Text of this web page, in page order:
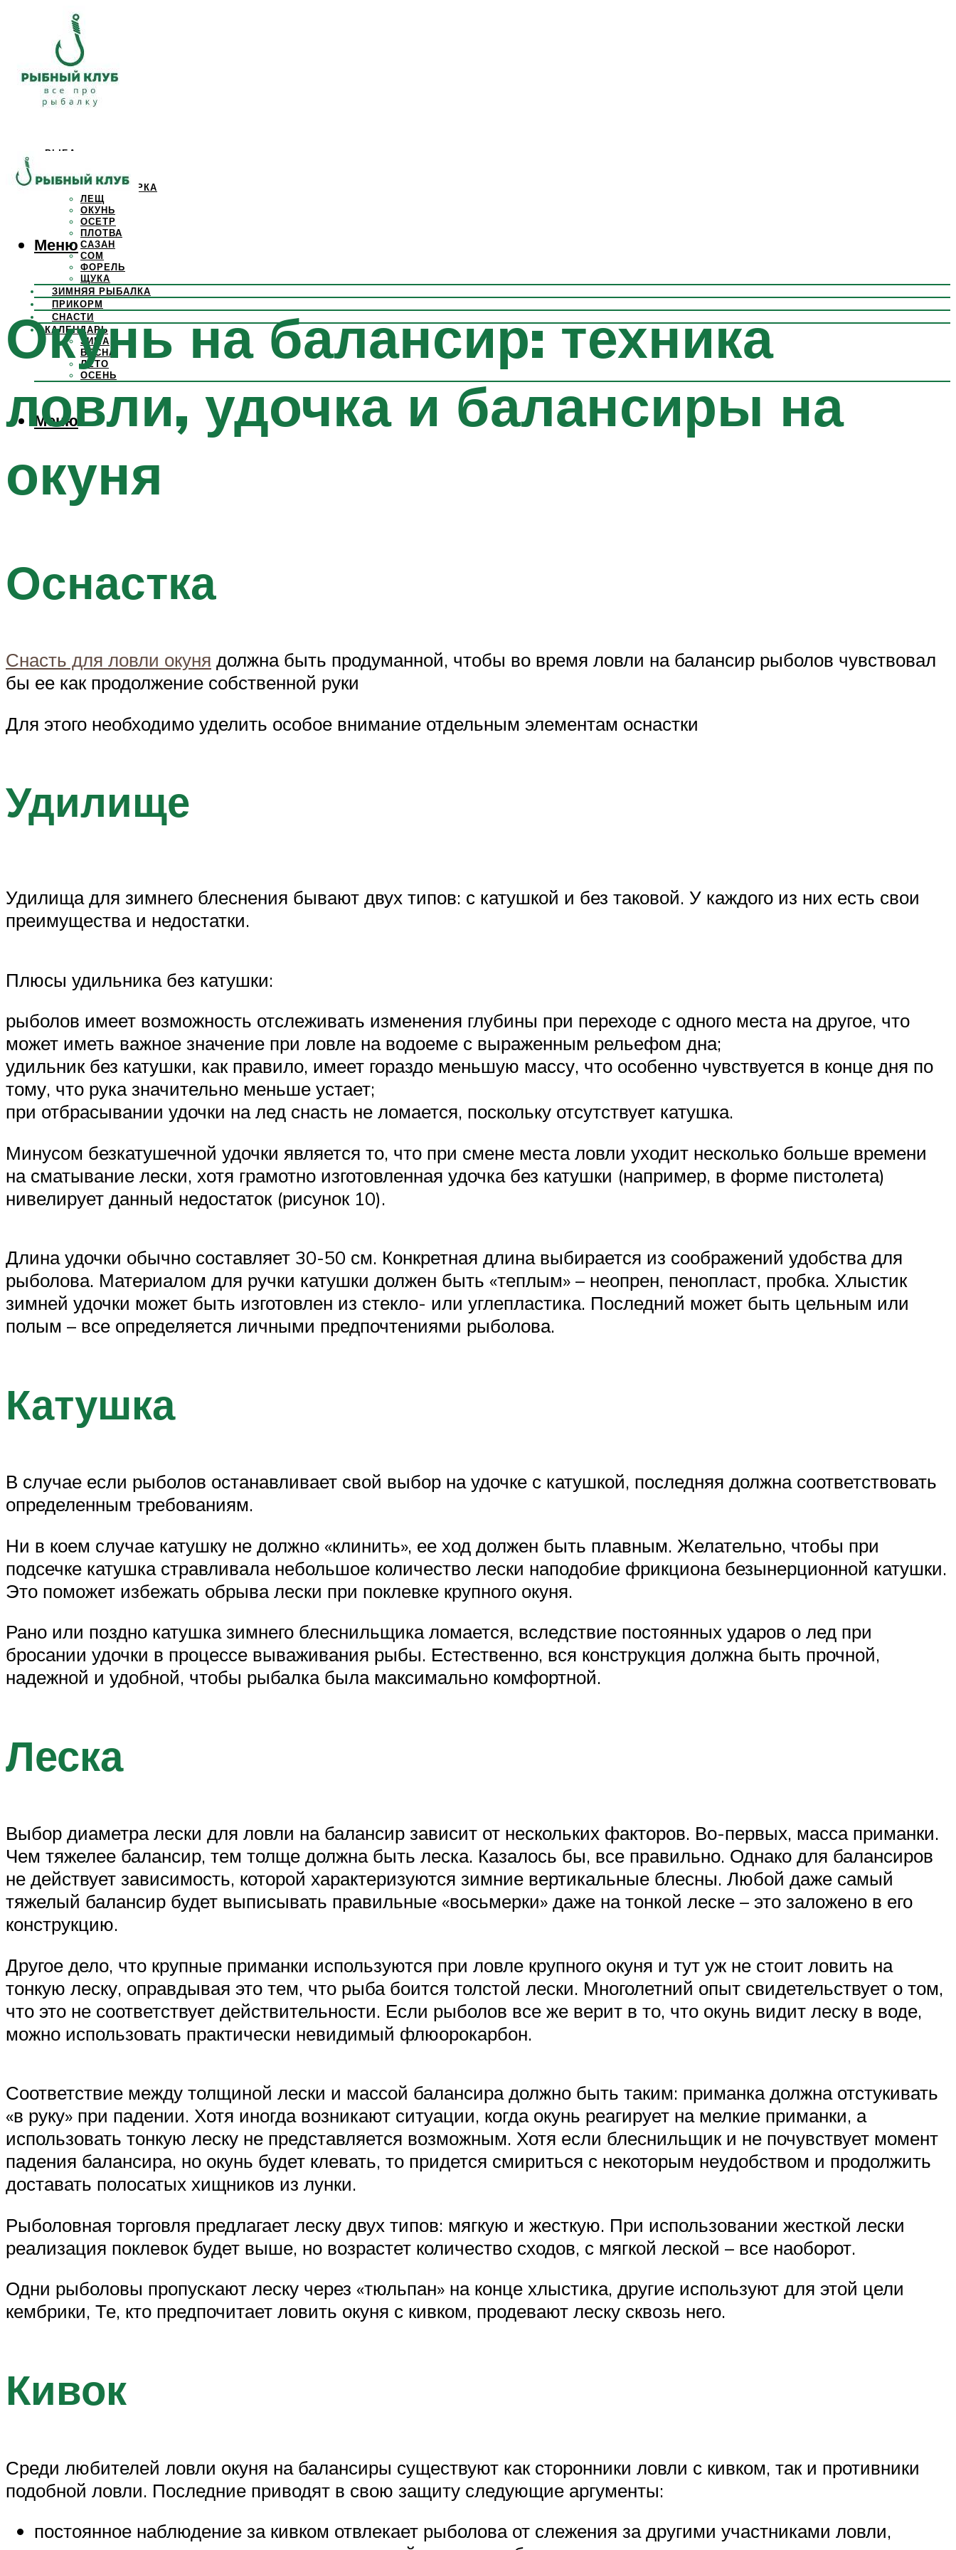
РЫБА
КАРП
КРАСНОПЕРКА
ЛЕЩ
ОКУНЬ
ОСЕТР
ПЛОТВА
САЗАН
СОМ
ФОРЕЛЬ
ЩУКА
ЗИМНЯЯ РЫБАЛКА
ПРИКОРМ
СНАСТИ
КАЛЕНДАРЬ
ЗИМА
ВЕСНА
ЛЕТО
ОСЕНЬ
Меню
Меню
Окунь на балансир: техника
ловли, удочка и балансиры на
окуня
Оснастка
Снасть для ловли окуня должна быть продуманной, чтобы во время ловли на балансир рыболов чувствовал
бы ее как продолжение собственной руки
Для этого необходимо уделить особое внимание отдельным элементам оснастки
Удилище
Удилища для зимнего блеснения бывают двух типов: с катушкой и без таковой. У каждого из них есть свои
преимущества и недостатки.
Плюсы удильника без катушки:
рыболов имеет возможность отслеживать изменения глубины при переходе с одного места на другое, что
может иметь важное значение при ловле на водоеме с выраженным рельефом дна;
удильник без катушки, как правило, имеет гораздо меньшую массу, что особенно чувствуется в конце дня по
тому, что рука значительно меньше устает;
при отбрасывании удочки на лед снасть не ломается, поскольку отсутствует катушка.
Минусом безкатушечной удочки является то, что при смене места ловли уходит несколько больше времени
на сматывание лески, хотя грамотно изготовленная удочка без катушки (например, в форме пистолета)
нивелирует данный недостаток (рисунок 10).
Длина удочки обычно составляет 30-50 см. Конкретная длина выбирается из соображений удобства для
рыболова. Материалом для ручки катушки должен быть «теплым» – неопрен, пенопласт, пробка. Хлыстик
зимней удочки может быть изготовлен из стекло- или углепластика. Последний может быть цельным или
полым – все определяется личными предпочтениями рыболова.
Катушка
В случае если рыболов останавливает свой выбор на удочке с катушкой, последняя должна соответствовать
определенным требованиям.
Ни в коем случае катушку не должно «клинить», ее ход должен быть плавным. Желательно, чтобы при
подсечке катушка стравливала небольшое количество лески наподобие фрикциона безынерционной катушки.
Это поможет избежать обрыва лески при поклевке крупного окуня.
Рано или поздно катушка зимнего блеснильщика ломается, вследствие постоянных ударов о лед при
бросании удочки в процессе вываживания рыбы. Естественно, вся конструкция должна быть прочной,
надежной и удобной, чтобы рыбалка была максимально комфортной.
Леска
Выбор диаметра лески для ловли на балансир зависит от нескольких факторов. Во-первых, масса приманки.
Чем тяжелее балансир, тем толще должна быть леска. Казалось бы, все правильно. Однако для балансиров
не действует зависимость, которой характеризуются зимние вертикальные блесны. Любой даже самый
тяжелый балансир будет выписывать правильные «восьмерки» даже на тонкой леске – это заложено в его
конструкцию.
Другое дело, что крупные приманки используются при ловле крупного окуня и тут уж не стоит ловить на
тонкую леску, оправдывая это тем, что рыба боится толстой лески. Многолетний опыт свидетельствует о том,
что это не соответствует действительности. Если рыболов все же верит в то, что окунь видит леску в воде,
можно использовать практически невидимый флюорокарбон.
Соответствие между толщиной лески и массой балансира должно быть таким: приманка должна отстукивать
«в руку» при падении. Хотя иногда возникают ситуации, когда окунь реагирует на мелкие приманки, а
использовать тонкую леску не представляется возможным. Хотя если блеснильщик и не почувствует момент
падения балансира, но окунь будет клевать, то придется смириться с некоторым неудобством и продолжить
доставать полосатых хищников из лунки.
Рыболовная торговля предлагает леску двух типов: мягкую и жесткую. При использовании жесткой лески
реализация поклевок будет выше, но возрастет количество сходов, с мягкой леской – все наоборот.
Одни рыболовы пропускают леску через «тюльпан» на конце хлыстика, другие используют для этой цели
кембрики, Те, кто предпочитает ловить окуня с кивком, продевают леску сквозь него.
Кивок
Среди любителей ловли окуня на балансиры существуют как сторонники ловли с кивком, так и противники
подобной ловли. Последние приводят в свою защиту следующие аргументы:
постоянное наблюдение за кивком отвлекает рыболова от слежения за другими участниками ловли,